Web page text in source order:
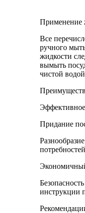
Применение
Все
ручного
жидкости
вымыть
чистой
Придание
потребностей
инструкции